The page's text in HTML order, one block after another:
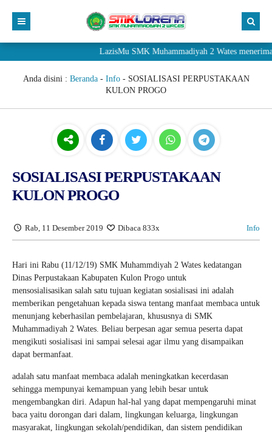
LazisMu SMK Muhammadiyah 2 Wates menerima
Anda disini : Beranda- Info- SOSIALISASI PERPUSTAKAAN
KULON PROGO
SOSIALISASI PERPUSTAKAAN
KULON PROGO
Rab, 11 Desember 2019 Dibaca 833x Info
Hari ini Rabu (11/12/19) SMK Muhammdiyah 2 Wates kedatangan
Dinas Perpustakaan Kabupaten Kulon Progo untuk
mensosialisasikan salah satu tujuan kegiatan sosialisasi ini adalah
memberikan pengetahuan kepada siswa tentang manfaat membaca untuk
menunjang keberhasilan pembelajaran, khususnya di SMK
Muhammadiyah 2 Wates. Beliau berpesan agar semua peserta dapat
mengikuti sosialisasi ini sampai selesai agar ilmu yang disampaikan
dapat bermanfaat.
adalah satu manfaat membaca adalah meningkatkan kecerdasan
sehingga mempunyai kemampuan yang lebih besar untuk
mengembangkan diri. Adapun hal-hal yang dapat mempengaruhi minat
baca yaitu dorongan dari dalam, lingkungan keluarga, lingkungan
masyarakat, lingkungan sekolah/pendidikan, dan sistem pendidikan